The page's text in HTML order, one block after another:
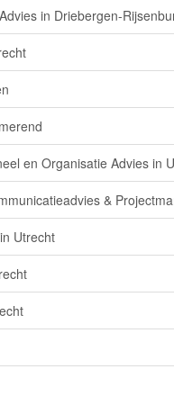
in Driebergen-
en Organisatie Advies in
&
Utrecht